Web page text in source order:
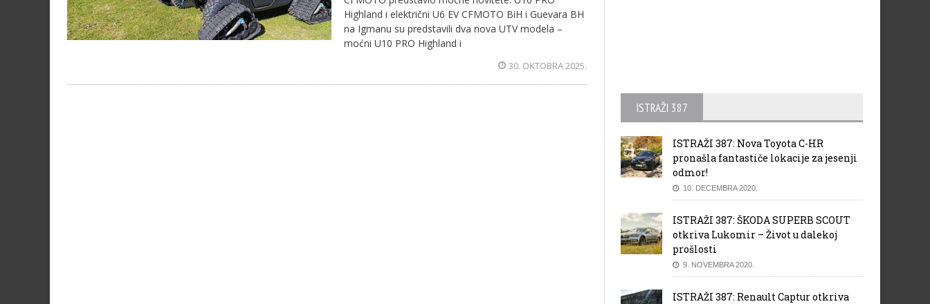
Highland i električni U6 EV CFMOTO BiH i Guevara BH
na Igmanu su predstavili dva nova UTV modela –
moćni U10 PRO Highland i
30. OKTOBRA 2025.
ISTRAŽI 387
ISTRAŽI 387: Nova Toyota C-HR
pronašla fantastiče lokacije za jesenji
odmor!
10. DECEMBRA 2020.
ISTRAŽI 387: ŠKODA SUPERB SCOUT
otkriva Lukomir – Život u dalekoj
prošlosti
9. NOVEMBRA 2020.
ISTRAŽI 387: Renault Captur otkriva